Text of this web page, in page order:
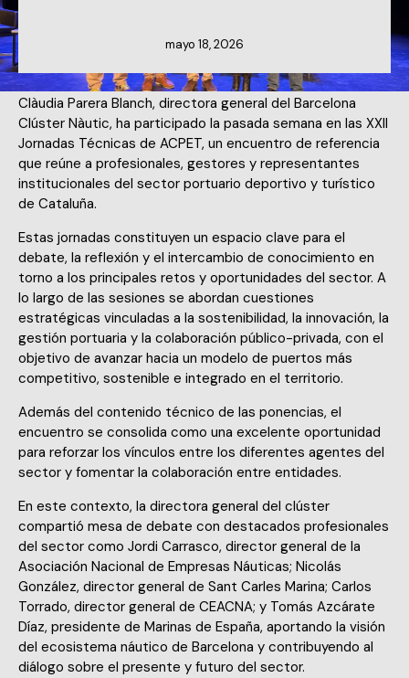
mayo 18, 2026
Clàudia Parera Blanch, directora general del Barcelona
Clúster Nàutic, ha participado la pasada semana en las XXII
Jornadas Técnicas de ACPET, un encuentro de referencia
que reúne a profesionales, gestores y representantes
institucionales del sector portuario deportivo y turístico
de Cataluña.
Estas jornadas constituyen un espacio clave para el
debate, la reflexión y el intercambio de conocimiento en
torno a los principales retos y oportunidades del sector. A
lo largo de las sesiones se abordan cuestiones
estratégicas vinculadas a la sostenibilidad, la innovación, la
gestión portuaria y la colaboración público-privada, con el
objetivo de avanzar hacia un modelo de puertos más
competitivo, sostenible e integrado en el territorio.
Además del contenido técnico de las ponencias, el
encuentro se consolida como una excelente oportunidad
para reforzar los vínculos entre los diferentes agentes del
sector y fomentar la colaboración entre entidades.
En este contexto, la directora general del clúster
compartió mesa de debate con destacados profesionales
del sector como Jordi Carrasco, director general de la
Asociación Nacional de Empresas Náuticas; Nicolás
González, director general de Sant Carles Marina; Carlos
Torrado, director general de CEACNA; y Tomás Azcárate
Díaz, presidente de Marinas de España, aportando la visión
del ecosistema náutico de Barcelona y contribuyendo al
diálogo sobre el presente y futuro del sector.